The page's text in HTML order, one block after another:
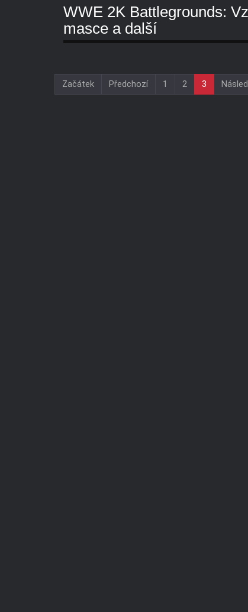
WWE 2K Battlegrounds:
masce a další
Začátek Předchozí 1 2 3